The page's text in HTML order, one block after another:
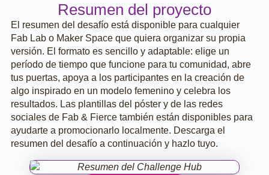
Resumen del proyecto
El resumen del desafío está disponible para cualquier
Fab Lab o Maker Space que quiera organizar su propia
versión. El formato es sencillo y adaptable: elige un
período de tiempo que funcione para tu comunidad, abre
tus puertas, apoya a los participantes en la creación de
algo inspirado en un modelo femenino y celebra los
resultados. Las plantillas del póster y de las redes
sociales de Fab & Fierce también están disponibles para
ayudarte a promocionarlo localmente. Descarga el
resumen del desafío a continuación y hazlo tuyo.